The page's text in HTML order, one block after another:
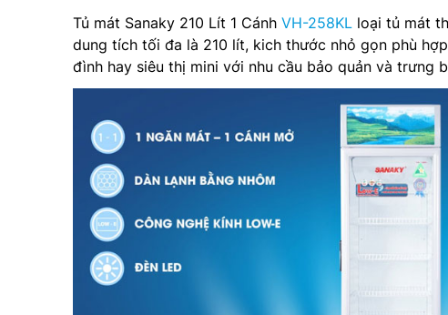
Tủ mát Sanaky 210 Lít 1 Cánh VH-258KL loại tủ mát
dung tích tối đa là 210 lít, kich thước nhỏ gọn phù
đình hay siêu thị mini với nhu cầu bảo quản và trưng